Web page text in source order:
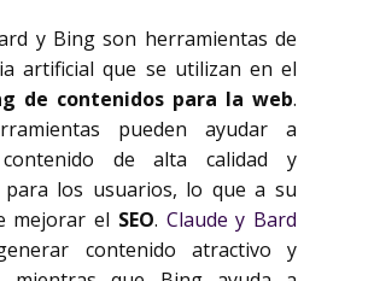
y Bing son herramientas de
artificial que se utilizan en el
de contenidos para la web.
pueden ayudar a
de alta calidad y
para los usuarios, lo que a su
mejorar el SEO. Claude y Bard
contenido atractivo y